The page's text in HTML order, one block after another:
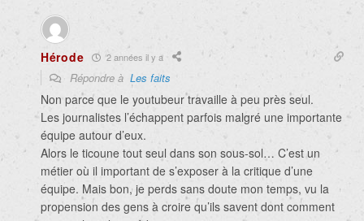
Hérode 2 années il y a
Répondre à Les faits
Non parce que le youtubeur travaille à peu près seul.
Les journalistes l’échappent parfois malgré une importante
équipe autour d’eux.
Alors le ticoune tout seul dans son sous-sol… C’est un
métier où il important de s’exposer à la critique d’une
équipe. Mais bon, je perds sans doute mon temps, vu la
propension des gens à croire qu’ils savent dont comment